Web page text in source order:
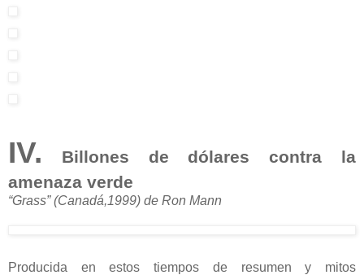
IV. Billones de dólares contra la
amenaza verde
“Grass” (Canadá,1999) de Ron Mann
Producida en estos tiempos de resumen y mitos